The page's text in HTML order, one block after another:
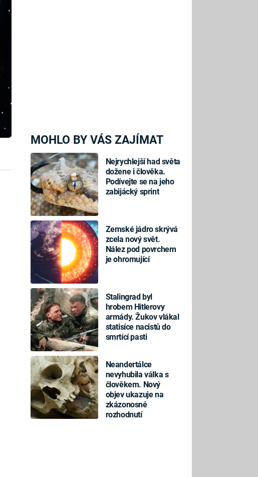
MOHLO BY VÁS ZAJÍMAT
Nejrychlejší had světa
dožene i člověka.
Podívejte se na jeho
zabijácký sprint
Zemské jádro skrývá
zcela nový svět.
Nález pod povrchem
je ohromující
Stalingrad byl
hrobem Hitlerovy
armády. Žukov vlákal
statisíce nacistů do
smrtící pasti
Neandertálce
nevyhubila válka s
člověkem. Nový
objev ukazuje na
zkázonosné
rozhodnutí